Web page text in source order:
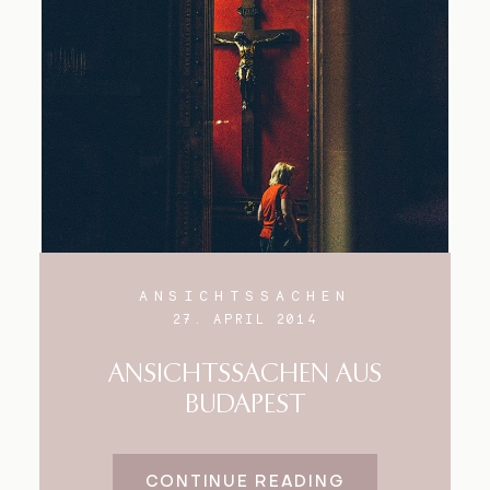
ANSICHTSSACHEN
27. APRIL 2014
ANSICHTSSACHEN AUS
BUDAPEST
CONTINUE READING
Blog
Impressum